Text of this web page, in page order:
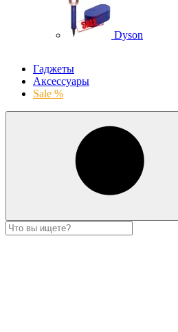
Dyson
Гаджеты
Аксессуары
Sale %